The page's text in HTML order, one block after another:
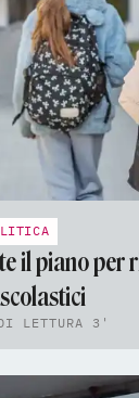
il piano per
LETTURA 3'